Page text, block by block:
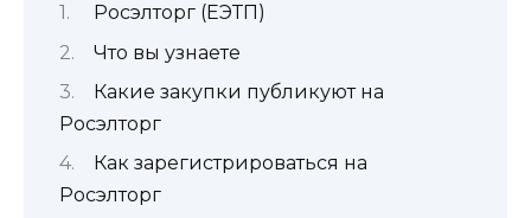
Росэлторг (ЕЭТП)
Что вы узнаете
Какие закупки публикуют на
Росэлторг
Как зарегистрироваться на
Росэлторг